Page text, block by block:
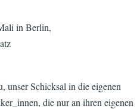
in Berlin,
unser Schicksal in die eigenen
die nur an ihren eigenen